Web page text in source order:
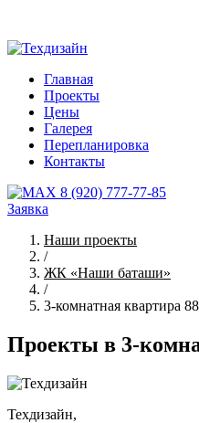
Главная
Проекты
Цены
Галерея
Перепланировка
Контакты
8 (920) 777-77-85
Заявка
Наши проекты
/
ЖК «Наши баташи»
/
3-комнатная квартира
Проекты в 3-
Техдизайн,